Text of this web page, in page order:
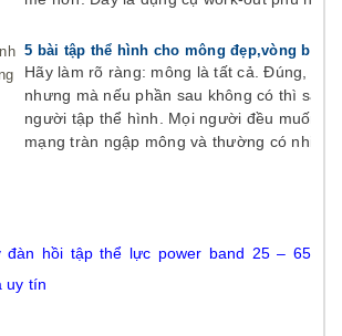
5 bài tập thể hình cho mông đẹp,vòng ba
Hãy làm rõ ràng: mông là tất cả. Đúng,
nhưng mà nếu phần sau không có thì
người tập thể hình. Mọi người đều muốn
mạng tràn ngập mông và thường có nhiều
đàn hồi tập thể lực power band 25 – 65
uy tín